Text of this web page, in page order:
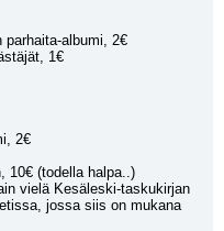
albumi, 2€
1€
2€
10€ (todella halpa..)
vielä Kesäleski-taskukirjan
jossa siis on mukana